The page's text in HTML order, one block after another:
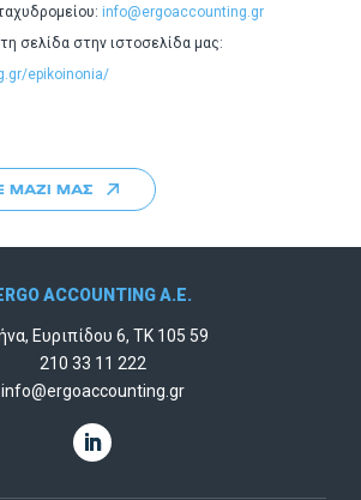
info@ergoaccounting.gr
σελίδα στην ιστοσελίδα μας:
epikoinonia/
ΜΑΖΙ ΜΑΣ
ACCOUNTING A.E.
Ευριπίδου 6, ΤΚ 105 59
210 33 11 222
info@ergoaccounting.gr